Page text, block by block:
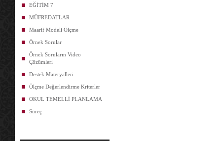
EĞİTİM 7
MÜFREDATLAR
Maarif Modeli Ölçme
Örnek Sorular
Örnek Soruların Video
Çözümleri
Destek Materyalleri
Ölçme Değerlendirme Kriterler
OKUL TEMELLİ PLANLAMA
Süreç